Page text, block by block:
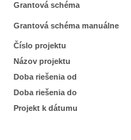
Grantová schéma
Grantová schéma manuálne
Číslo projektu
Názov projektu
Doba riešenia od
Doba riešenia do
Projekt k dátumu